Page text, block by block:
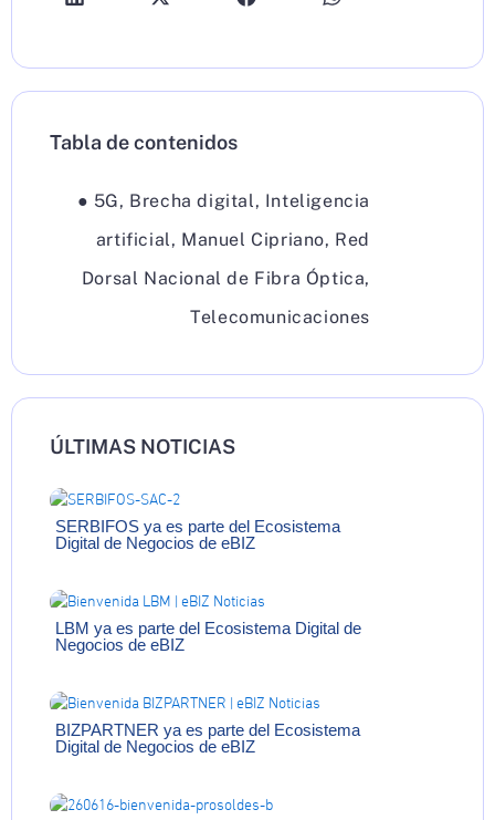
Tabla de contenidos
● 5G, Brecha digital, Inteligencia
artificial, Manuel Cipriano, Red
Dorsal Nacional de Fibra Óptica,
Telecomunicaciones
ÚLTIMAS NOTICIAS
SERBIFOS ya es parte del Ecosistema
Digital de Negocios de eBIZ
LBM ya es parte del Ecosistema Digital de
Negocios de eBIZ
BIZPARTNER ya es parte del Ecosistema
Digital de Negocios de eBIZ